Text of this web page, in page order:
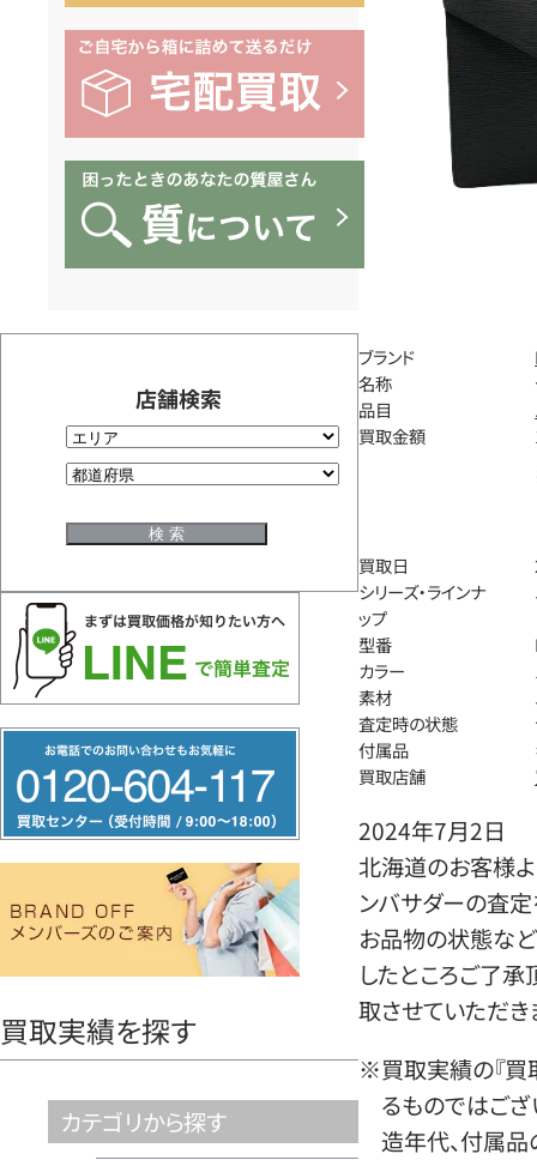
店舗検索
リ
ー
ヤ
買取実績を探す
カテゴリから探す
ブランド
名称
品目
買取金額
買取日
シリーズ・ラインナ
ップ
型番
カラー
素材
査定時の状態
付属品
買取店舗
2024年7月2日
北海道のお客様よ
ンバサダーの査
お品物の状態など
したところご了
取させていただき
※買取実績の『買
るものではござ
造年代、付属品